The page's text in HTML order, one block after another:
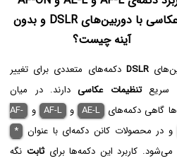
در عکاسی با دوربین‌های DSLR و بدون
آینه چیست؟
DSLR دکمه‌های متعددی برای تغییر
سریعتنظیمات عکاسیدارند. در میان
گاهی دکمه‌های AE-L و AF-L و AF-
و در محصولات کانن دکمه‌ای با عنوان *
می‌شود. کاربرد این دکمه‌ها برایثابت نگه